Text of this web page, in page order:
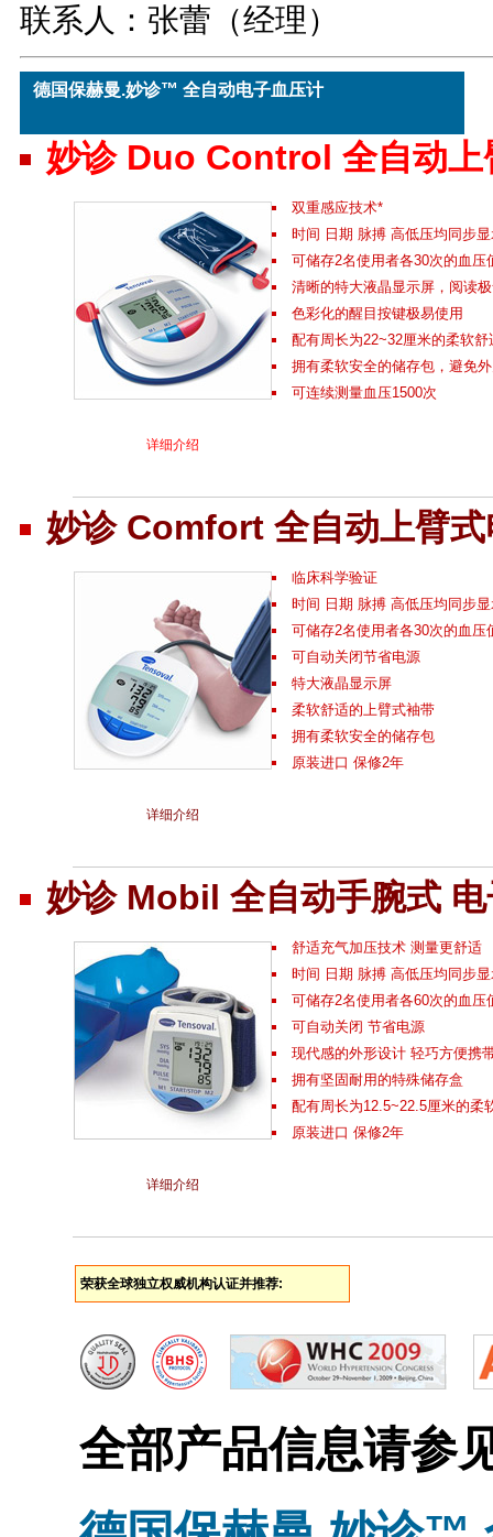
联系人：张蕾（经理）
德国保赫曼.妙诊™ 全自动电子血压计
妙诊 Duo Control 全自动上
双重感应技术*
时间 日期 脉搏 高低压均同步
可储存2名使用者各30次的血压
清晰的特大液晶显示屏，阅读
色彩化的醒目按键极易使用
配有周长为22~32厘米的柔软
拥有柔软安全的储存包，避免
可连续测量血压1500次
详细介绍
妙诊 Comfort 全自动上臂
临床科学验证
时间 日期 脉搏 高低压均同步
可储存2名使用者各30次的血压
可自动关闭节省电源
特大液晶显示屏
柔软舒适的上臂式袖带
拥有柔软安全的储存包
原装进口 保修2年
详细介绍
妙诊 Mobil 全自动手腕式
舒适充气加压技术 测量更舒适
时间 日期 脉搏 高低压均同步
可储存2名使用者各60次的血压
可自动关闭 节省电源
现代感的外形设计 轻巧方便携
拥有坚固耐用的特殊储存盒
配有周长为12.5~22.5厘米的柔
原装进口 保修2年
详细介绍
荣获全球独立权威机构认证并推荐:
全部产品信息请参